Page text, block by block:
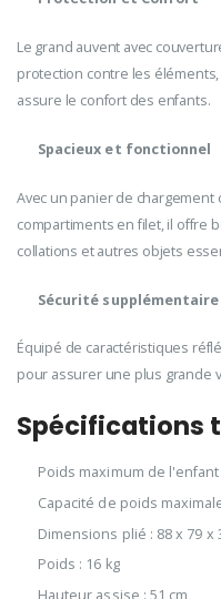
Le grand auvent avec
protection contre les
assure le confort des enfants.
Spacieux et fonctionnel
Avec un panier de
compartiments en filet, il offre
collations et autres objets
Sécurité supplémentaire
Équipé de caractéristiques
pour assurer une plus grande
Spécifications
Poids maximum de l'enfant
Capacité de poids
Dimensions plié : 88 x 79 x
Poids : 16 kg
Hauteur assise : 51 cm